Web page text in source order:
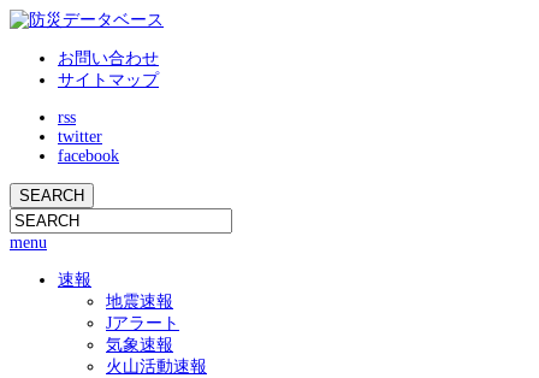
お問い合わせ
サイトマップ
rss
twitter
facebook
menu
速報
地震速報
Jアラート
気象速報
火山活動速報